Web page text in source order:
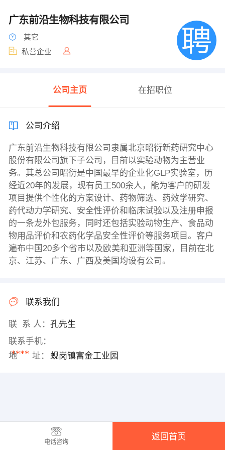
广东前沿生物科技有限公司
其它
私营企业
公司主页 在招职位
公司介绍
广东前沿生物科技有限公司隶属北京昭衍新药研究中心
股份有限公司旗下子公司，目前以实验动物为主营业
务。其总公司昭衍是中国最早的企业化GLP实验室，历
经近20年的发展，现有员工500余人，能为客户的研发
项目提供个性化的方案设计、药物筛选、药效学研究、
药代动力学研究、安全性评价和临床试验以及注册申报
的一条龙外包服务，同时还包括实验动物生产、食品动
物用品评价和农药化学品安全性评价等服务项目。客户
遍布中国20多个省市以及欧美和亚洲等国家，目前在北
京、江苏、广东、广西及美国均设有公司。
联系我们
联 系 人： 孔先生
联系手机：
****
地 址： 蚬岗镇富金工业园
电话咨询
返回首页